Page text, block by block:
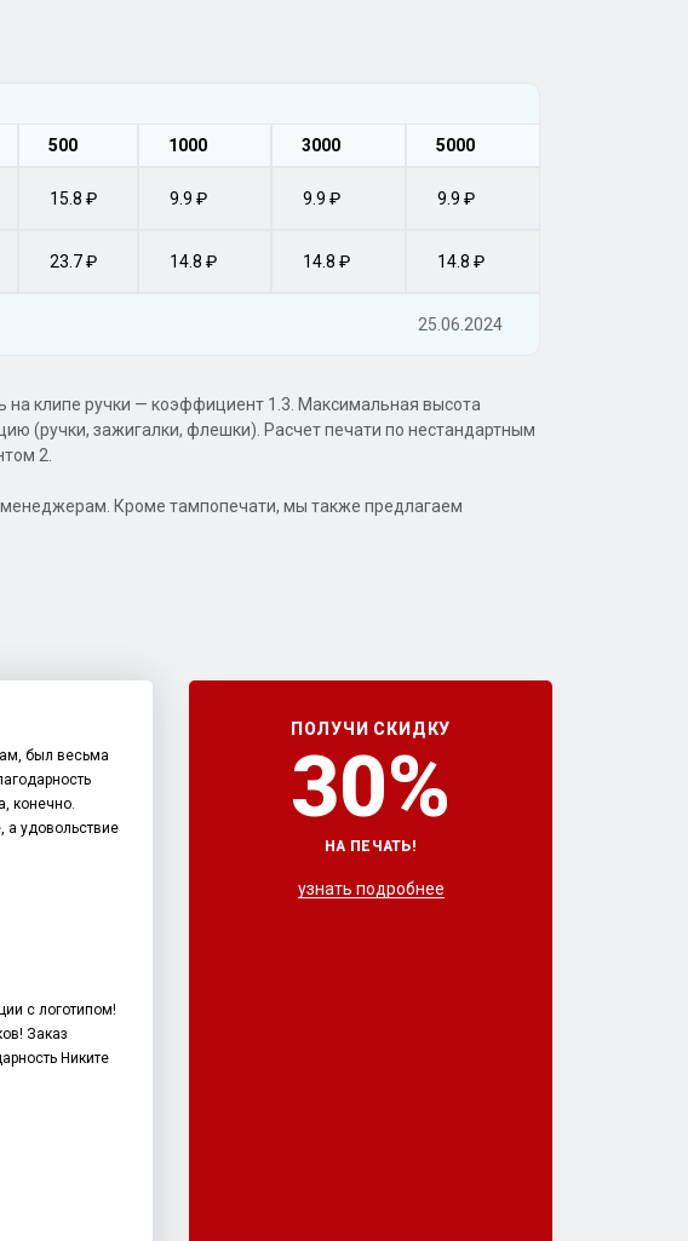
500 1000 3000 5000
15.8 ₽ 9.9 ₽ 9.9 ₽ 9.9 ₽
23.7 ₽ 14.8 ₽ 14.8 ₽ 14.8 ₽
25.06.2024
на клипе ручки — коэффициент 1.3. Максимальная высота
(ручки, зажигалки, флешки). Расчет печати по нестандартным
2.
менеджерам. Кроме тампопечати, мы также предлагаем
был весьма
конечно.
а удовольствие
с логотипом!
Заказ
Никите
ПОЛУЧИ СКИДКУ
30%
НА ПЕЧАТЬ!
узнать подробнее